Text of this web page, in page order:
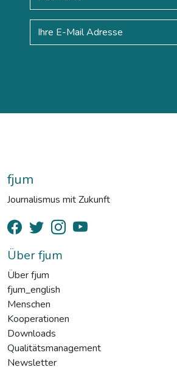
fjum
Journalismus mit Zukunft
Über fjum
Über fjum
fjum_english
Menschen
Kooperationen
Downloads
Qualitätsmanagement
Newsletter